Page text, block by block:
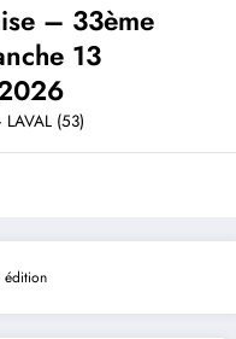
– 33ème
13
(53)
édition